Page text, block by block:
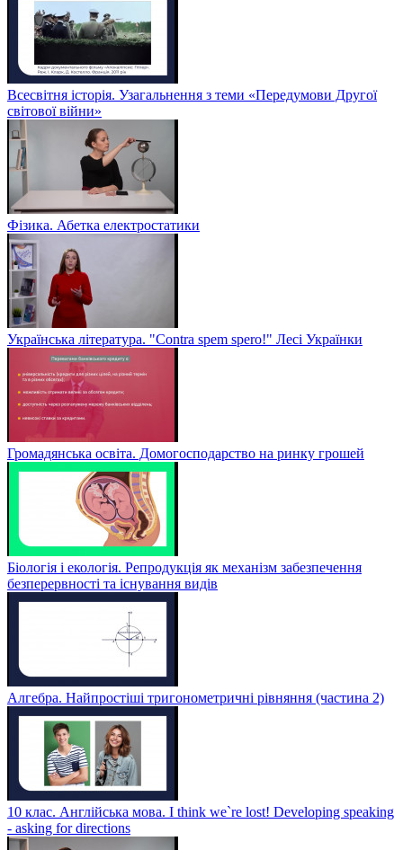
Всесвітня історія. Узагальнення з теми «Передумови Другої
світової війни»
Фізика. Абетка електростатики
Українська література. "Contra spem spero!" Лесі Українки
Громадянська освіта. Домогосподарство на ринку грошей
Біологія і екологія. Репродукція як механізм забезпечення
безперервності та існування видів
Алгебра. Найпростіші тригонометричні рівняння (частина 2)
10 клас. Англійська мова. I think we`re lost! Developing speaking
- asking for directions